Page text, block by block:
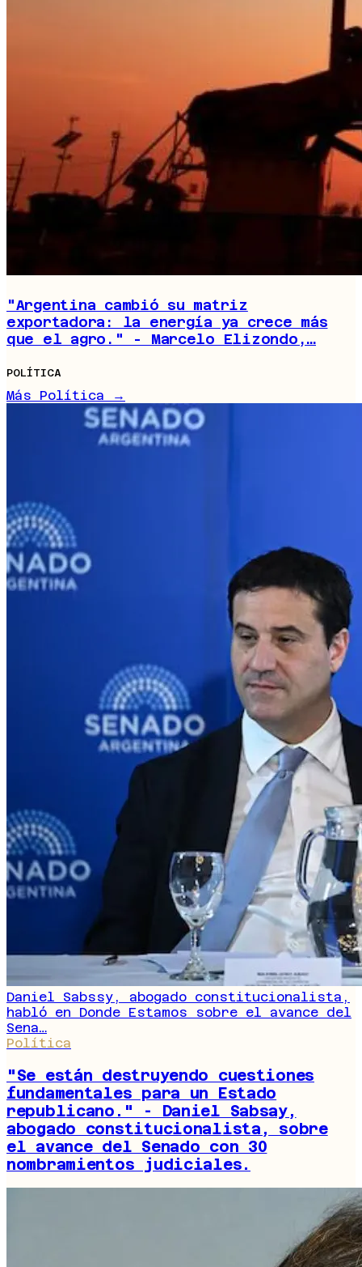
"Argentina cambió su matriz
exportadora: la energía ya crece más
que el agro." - Marcelo Elizondo,…
POLÍTICA
Más Política →
Daniel Sabssy, abogado constitucionalista,
habló en Donde Estamos sobre el avance del
Sena…
Política
"Se están destruyendo cuestiones
fundamentales para un Estado
republicano." - Daniel Sabsay,
abogado constitucionalista, sobre
el avance del Senado con 30
nombramientos judiciales.